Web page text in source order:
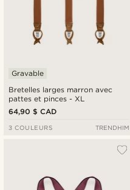
Bretelles larges marron avec
pattes et pinces - XL
Gravable
64,90 $ CAD
3 COULEURS TRENDHIM